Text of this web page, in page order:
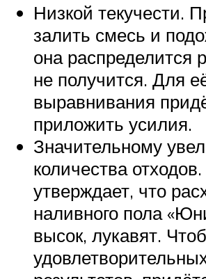
Низкой текучести.
залить смесь и
она распределится
не получится. Для
выравнивания
приложить усилия.
Значительному
количества
утверждает, что
наливного пола
высок, лукавят.